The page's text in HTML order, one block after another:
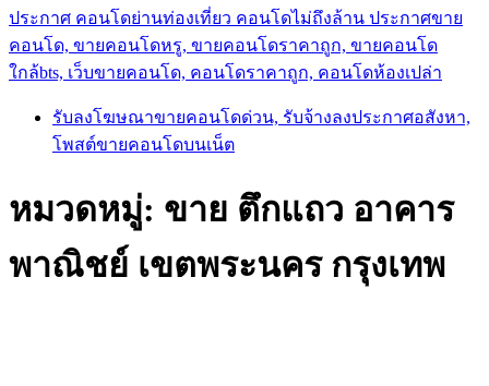
ประกาศ คอนโดย่านท่องเที่ยว คอนโดไม่ถึงล้าน ประกาศขาย
คอนโด, ขายคอนโดหรู, ขายคอนโดราคาถูก, ขายคอนโด
ใกล้bts, เว็บขายคอนโด, คอนโดราคาถูก, คอนโดห้องเปล่า
รับลงโฆษณาขายคอนโดด่วน, รับจ้างลงประกาศอสังหา,
โพสต์ขายคอนโดบนเน็ต
หมวดหมู่: ขาย ตึกแถว อาคาร
พาณิชย์ เขตพระนคร กรุงเทพ